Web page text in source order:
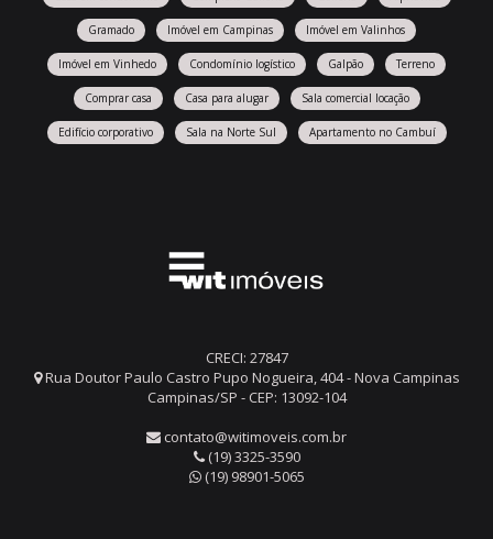
Gramado Imóvel em Campinas Imóvel em Valinhos
Imóvel em Vinhedo Condomínio logístico Galpão Terreno
Comprar casa Casa para alugar Sala comercial locação
Edifício corporativo Sala na Norte Sul Apartamento no Cambuí
CRECI: 27847
Rua Doutor Paulo Castro Pupo Nogueira, 404 - Nova Campinas
Campinas/SP - CEP: 13092-104
contato@witimoveis.com.br
(19) 3325-3590
(19) 98901-5065